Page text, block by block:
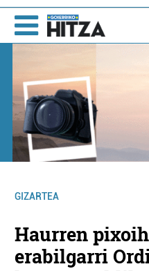
GIZARTEA
Haurren
erabilgarri